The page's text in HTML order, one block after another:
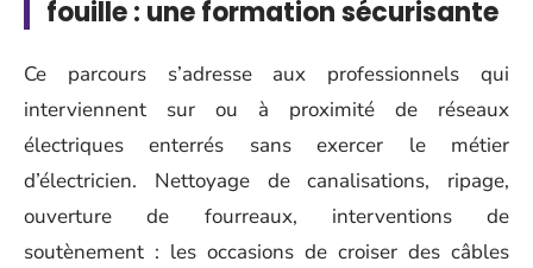
fouille : une formation sécurisante
Ce parcours s’adresse aux professionnels qui
interviennent sur ou à proximité de réseaux
électriques enterrés sans exercer le métier
d’électricien. Nettoyage de canalisations, ripage,
ouverture de fourreaux, interventions de
soutènement : les occasions de croiser des câbles